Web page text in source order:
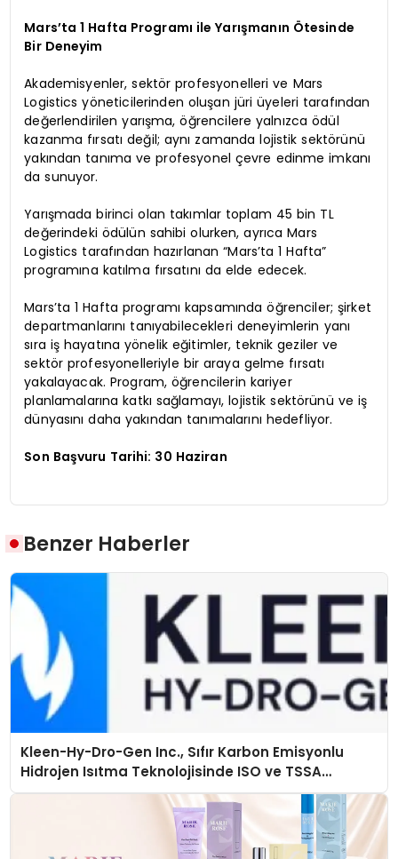
Mars’ta 1 Hafta Programı ile Yarışmanın Ötesinde
Bir Deneyim
Akademisyenler, sektör profesyonelleri ve Mars
Logistics yöneticilerinden oluşan jüri üyeleri tarafından
değerlendirilen yarışma, öğrencilere yalnızca ödül
kazanma fırsatı değil; aynı zamanda lojistik sektörünü
yakından tanıma ve profesyonel çevre edinme imkanı
da sunuyor.
Yarışmada birinci olan takımlar toplam 45 bin TL
değerindeki ödülün sahibi olurken, ayrıca Mars
Logistics tarafından hazırlanan “Mars’ta 1 Hafta”
programına katılma fırsatını da elde edecek.
Mars’ta 1 Hafta programı kapsamında öğrenciler; şirket
departmanlarını tanıyabilecekleri deneyimlerin yanı
sıra iş hayatına yönelik eğitimler, teknik geziler ve
sektör profesyonelleriyle bir araya gelme fırsatı
yakalayacak. Program, öğrencilerin kariyer
planlamalarına katkı sağlamayı, lojistik sektörünü ve iş
dünyasını daha yakından tanımalarını hedefliyor.
Son Başvuru Tarihi: 30 Haziran
Benzer Haberler
Kleen-Hy-Dro-Gen Inc., Sıfır Karbon Emisyonlu
Hidrojen Isıtma Teknolojisinde ISO ve TSSA
Düzenleyici Onaylarını Aldı